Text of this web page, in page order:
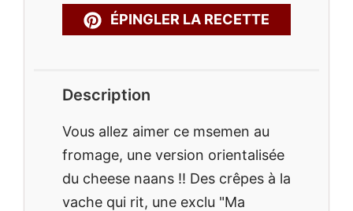
ÉPINGLER LA RECETTE
Description
Vous allez aimer ce msemen au
fromage, une version orientalisée
du cheese naans !! Des crêpes à la
vache qui rit, une exclu "Ma